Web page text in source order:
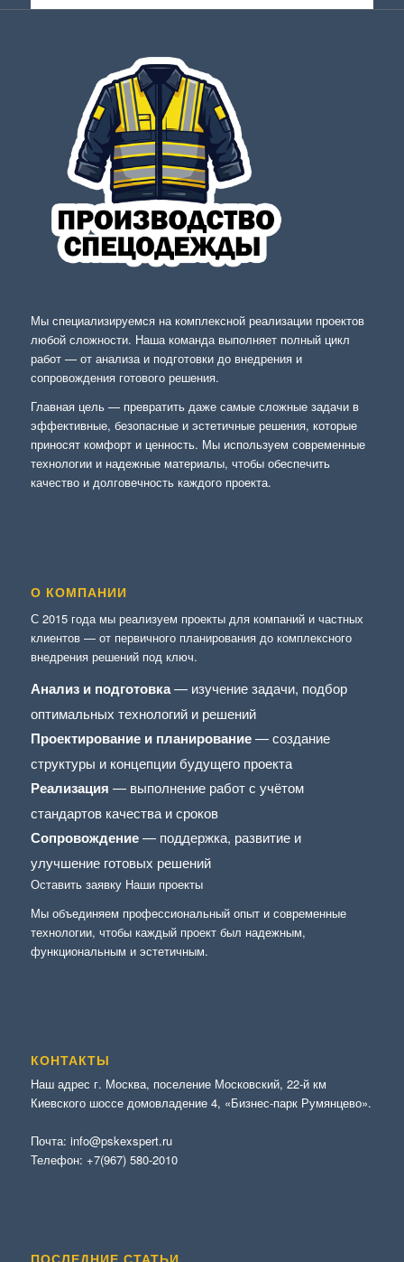
Мы специализируемся на комплексной реализации проектов
любой сложности. Наша команда выполняет полный цикл
работ — от анализа и подготовки до внедрения и
сопровождения готового решения.
Главная цель — превратить даже самые сложные задачи в
эффективные, безопасные и эстетичные решения, которые
приносят комфорт и ценность. Мы используем современные
технологии и надежные материалы, чтобы обеспечить
качество и долговечность каждого проекта.
О КОМПАНИИ
С 2015 года мы реализуем проекты для компаний и частных
клиентов — от первичного планирования до комплексного
внедрения решений под ключ.
Анализ и подготовка— изучение задачи, подбор
оптимальных технологий и решений
Проектирование и планирование— создание
структуры и концепции будущего проекта
Реализация — выполнение работ с учётом
стандартов качества и сроков
Сопровождение— поддержка, развитие и
улучшение готовых решений
Оставить заявку Наши проекты
Мы объединяем профессиональный опыт и современные
технологии, чтобы каждый проект был надежным,
функциональным и эстетичным.
КОНТАКТЫ
Наш адрес г. Москва, поселение Московский, 22-й км
Киевского шоссе домовладение 4, «Бизнес-парк Румянцево».
Почта: info@pskexspert.ru
Телефон: +7(967) 580-2010
ПОСЛЕДНИЕ СТАТЬИ